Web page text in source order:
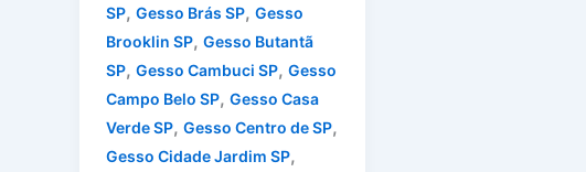
SP, Gesso Brás SP, Gesso
Brooklin SP, Gesso Butantã
SP, Gesso Cambuci SP, Gesso
Campo Belo SP, Gesso Casa
Verde SP, Gesso Centro de SP,
Gesso Cidade Jardim SP,